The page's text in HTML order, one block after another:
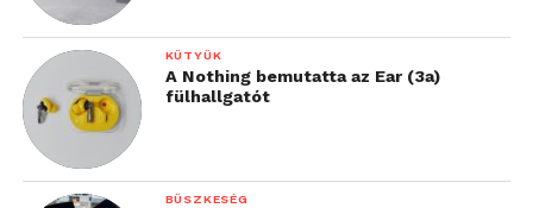
KÜTYÜK
A Nothing bemutatta az Ear (3a)
fülhallgatót
BÜSZKESÉG